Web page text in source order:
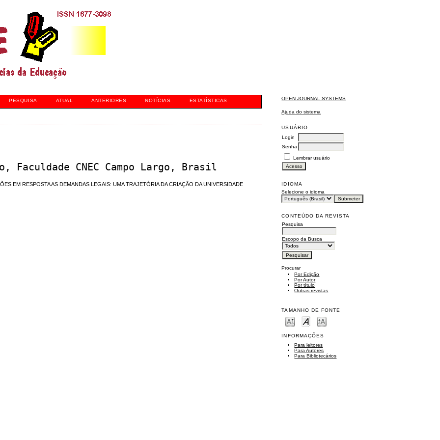
OPEN JOURNAL SYSTEMS
Ajuda do sistema
USUÁRIO
Login
Senha
Lembrar usuário
IDIOMA
Selecione o idioma
CONTEÚDO DA REVISTA
Pesquisa
Escopo da Busca
Procurar
Por Edição
Por Autor
Por título
Outras revistas
TAMANHO DE FONTE
INFORMAÇÕES
Para leitores
Para Autores
Para Bibliotecários
PESQUISA ATUAL ANTERIORES NOTÍCIAS ESTATÍSTICAS
Faculdade CNEC Campo Largo, Brasil
EM RESPOSTA AS DEMANDAS LEGAIS: UMA TRAJETÓRIA DA CRIAÇÃO DA UNIVERSIDADE